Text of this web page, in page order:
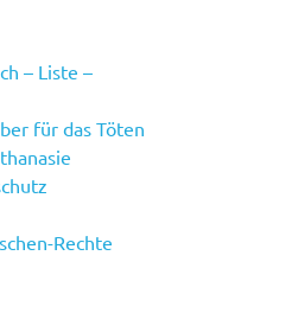
– Liste –
für das Töten
Rechte